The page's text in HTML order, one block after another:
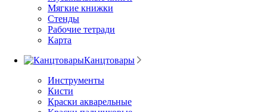
Мягкие книжки
Стенды
Рабочие тетради
Карта
Канцтовары
Инструменты
Кисти
Краски акварельные